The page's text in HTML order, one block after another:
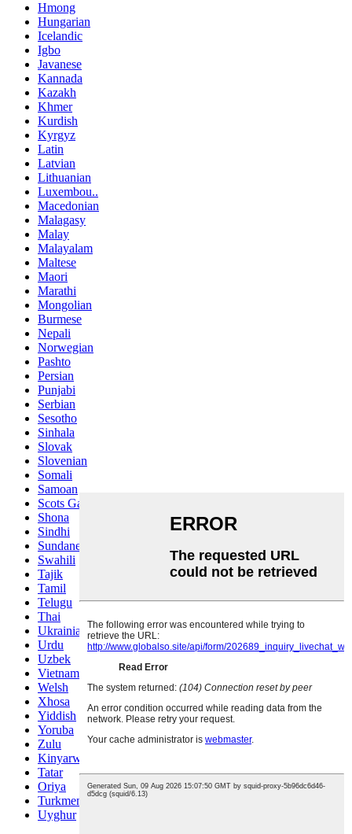
Hmong
Hungarian
Icelandic
Igbo
Javanese
Kannada
Kazakh
Khmer
Kurdish
Kyrgyz
Latin
Latvian
Lithuanian
Luxembou..
Macedonian
Malagasy
Malay
Malayalam
Maltese
Maori
Marathi
Mongolian
Burmese
Nepali
Norwegian
Pashto
Persian
Punjabi
Serbian
Sesotho
Sinhala
Slovak
Slovenian
Somali
Samoan
Scots Gaelic
Shona
Sindhi
Sundanese
Swahili
Tajik
Tamil
Telugu
Thai
Ukrainian
Urdu
Uzbek
Vietnamese
Welsh
Xhosa
Yiddish
Yoruba
Zulu
Kinyarwanda
Tatar
Oriya
Turkmen
Uyghur